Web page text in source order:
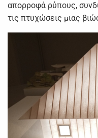
απορροφά ρύπους,
τις πτυχώσεις μιας